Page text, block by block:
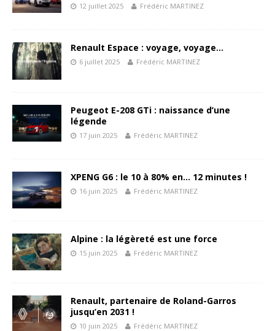
12 juillet 2025 Frédéric MARTINEZ
Renault Espace : voyage, voyage…
6 juillet 2025 Frédéric MARTINEZ
Peugeot E-208 GTi : naissance d’une
légende
17 juin 2025 Frédéric MARTINEZ
XPENG G6 : le 10 à 80% en… 12 minutes !
16 juin 2025 Frédéric MARTINEZ
Alpine : la légèreté est une force
15 juin 2025 Frédéric MARTINEZ
Renault, partenaire de Roland-Garros
jusqu’en 2031 !
10 juin 2025 Frédéric MARTINEZ